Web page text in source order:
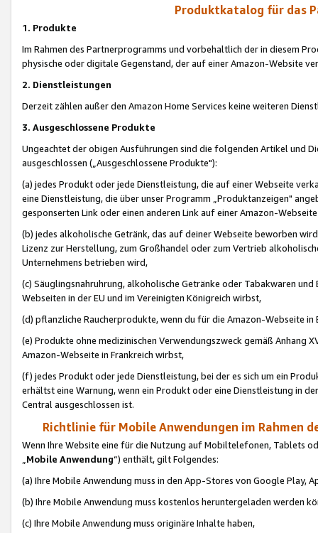
Produktkatalog für das
1. Produkte
Im Rahmen des Partnerprogramms und vorbehaltlich der in diesem
physische oder digitale Gegenstand, der auf einer Amazon-Website
2. Dienstleistungen
Derzeit zählen außer den Amazon Home Services keine weiteren
3. Ausgeschlossene Produkte
Ungeachtet der obigen Ausführungen sind die folgenden Artikel und
ausgeschlossen („Ausgeschlossene Produkte"):
(a) jedes Produkt oder jede Dienstleistung, die auf einer Webseite
eine Dienstleistung, die über unser Programm „Produktanzeigen"
gesponserten Link oder einen anderen Link auf einer Amazon-
(b) jedes alkoholische Getränk, das auf deiner Webseite beworben
Lizenz zur Herstellung, zum Großhandel oder zum Vertrieb
Unternehmens betrieben wird,
(c) Säuglingsnahruhrung, alkoholische Getränke oder Tabakwaren
Webseiten in der EU und im Vereinigten Königreich wirbst,
(d) pflanzliche Raucherprodukte, wenn du für die Amazon-Webseite in
(e) Produkte ohne medizinischen Verwendungszweck gemäß Anhang
Amazon-Webseite in Frankreich wirbst,
(f) jedes Produkt oder jede Dienstleistung, bei der es sich um ein
erhältst eine Warnung, wenn ein Produkt oder eine Dienstleistung in
Central ausgeschlossen ist.
Richtlinie für Mobile Anwendungen im Rahmen
Wenn Ihre Website eine für die Nutzung auf Mobiltelefonen, Tablets
„Mobile Anwendung“) enthält, gilt Folgendes:
(a) Ihre Mobile Anwendung muss in den App-Stores von Google Play,
(b) Ihre Mobile Anwendung muss kostenlos heruntergeladen werden
(c) Ihre Mobile Anwendung muss originäre Inhalte haben,